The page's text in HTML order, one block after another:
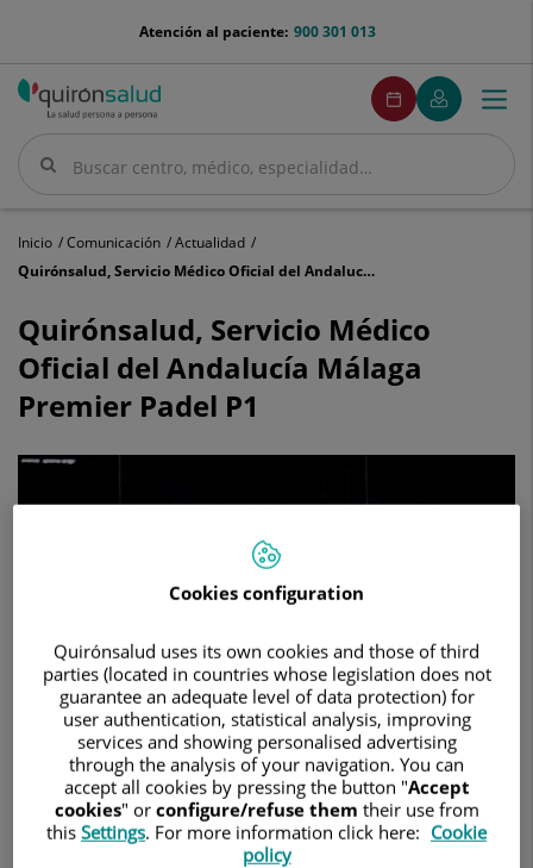
menu-
900 301 013
Atención al paciente:
Buscar
Buscar
menuPedirCita
Pedir
cita
Mi
Quirónsalud
Menú
Inicio Comunicación
Actualidad
Quirónsalud, Servicio Médico Oficial del Andalucía Málaga Premier Padel P1
Servicio
Médico
Oficial
del
Andalucía
Premier
P1
Quirónsalud, Servicio Médico
Oficial del Andalucía Málaga
Premier Padel P1
17 de julio de 2026
Cookies configuration
Quirónsalud uses its own cookies and those of third
parties (located in countries whose legislation does not
guarantee an adequate level of data protection) for
user authentication, statistical analysis, improving
services and showing personalised advertising
through the analysis of your navigation. You can
accept all cookies by pressing the button "Accept
cookies" or configure/refuse them their use from
this Settings. For more information click here: Cookie
policy